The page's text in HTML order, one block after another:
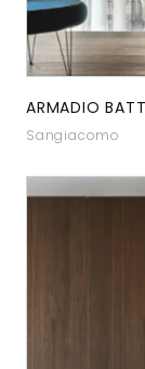
ARMADIO
Sangiacomo